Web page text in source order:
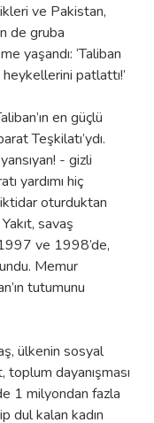
ve Pakistan,
de gruba
yaşandı: ‘Taliban
patlattı!’
en güçlü
Teşkilatı’ydı.
- gizli
yardımı hiç
oturduktan
savaş
ve 1998’de,
Memur
tutumunu
ülkenin sosyal
toplum dayanışması
1 milyondan fazla
dul kalan kadın